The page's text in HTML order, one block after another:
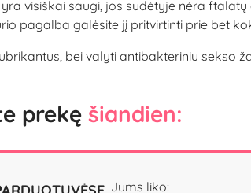
visiškai saugi, jos sudėtyje nėra
pagalba galėsite jį pritvirtinti prie bet
bei valyti antibakteriniu sekso
prekę šiandien:
Jums liko: